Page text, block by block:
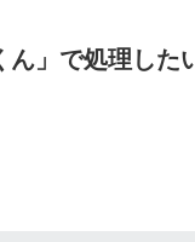
ん」で処理した